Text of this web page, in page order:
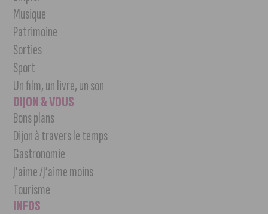
Musique
Patrimoine
Sorties
Sport
Un film, un livre, un son
DIJON & VOUS
Bons plans
Dijon à travers le temps
Gastronomie
J’aime /J’aime moins
Tourisme
INFOS